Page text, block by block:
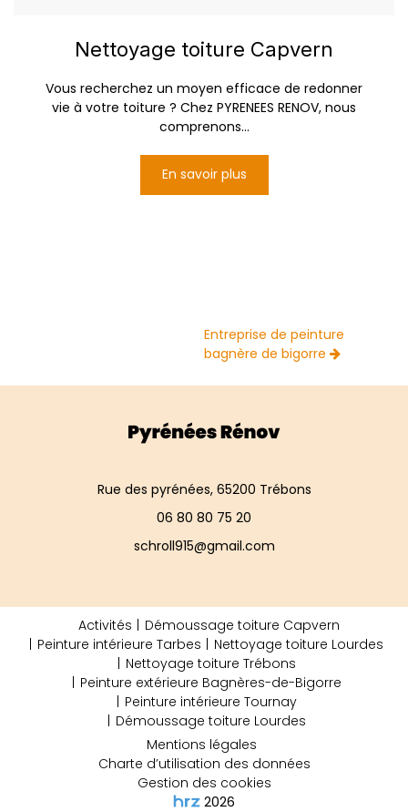
Nettoyage toiture Capvern
Vous recherchez un moyen efficace de redonner
vie à votre toiture ? Chez PYRENEES RENOV, nous
comprenons...
En savoir plus
Entreprise de peinture
bagnère de bigorre
Rue des pyrénées, 65200 Trébons
06 80 80 75 20
schroll915@gmail.com
Activités
Démoussage toiture Capvern
Peinture intérieure Tarbes
Nettoyage toiture Lourdes
Nettoyage toiture Trébons
Peinture extérieure Bagnères-de-Bigorre
Peinture intérieure Tournay
Démoussage toiture Lourdes
Mentions légales
Charte d’utilisation des données
Gestion des cookies
2026